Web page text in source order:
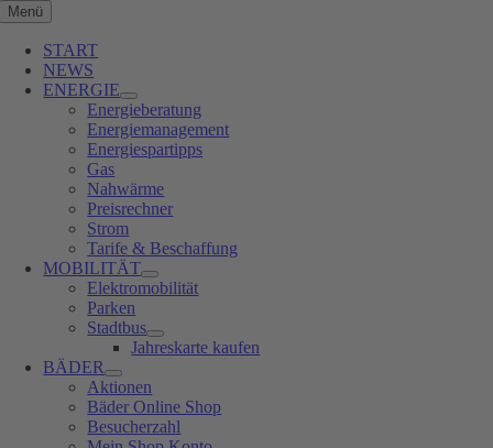
Menü
START
NEWS
ENERGIE
Energieberatung
Energiemanagement
Energiespartipps
Gas
Nahwärme
Preisrechner
Strom
Tarife & Beschaffung
MOBILITÄT
Elektromobilität
Parken
Stadtbus
Jahreskarte kaufen
BÄDER
Aktionen
Bäder Online Shop
Besucherzahl